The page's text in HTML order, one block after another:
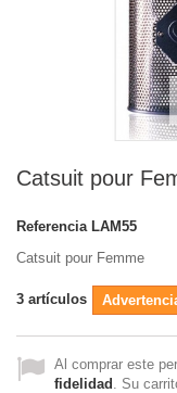
Catsuit pour
Referencia LAM55
Catsuit pour Femme
3 artículos
Al comprar este
fidelidad . Su